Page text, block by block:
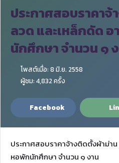
ประกาศสอบราคา
ลวด และเหล็กดัด
นักศึกษา จำนวน ๑
โพสต์เมื่อ: 8 มิ.ย. 2558
ผู้ชม: 4,832 ครั้ง
Facebook
ประกาศสอบราคาจ้างติดตั้งผ้าม่า
หอพักนักศึกษา จำนวน ๑ งาน